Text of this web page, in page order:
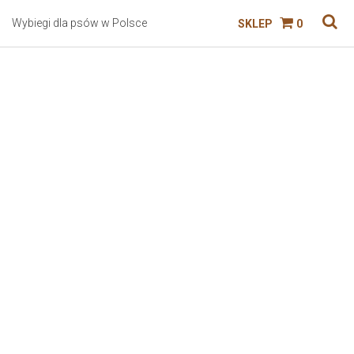
Wybiegi dla psów w Polsce SKLEP 0